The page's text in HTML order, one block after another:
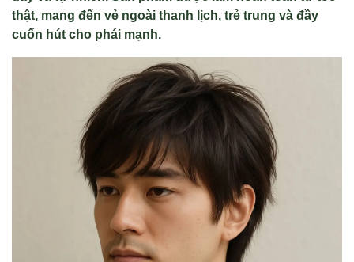
thật, mang đến vẻ ngoài thanh lịch, trẻ trung và đầy
cuốn hút cho phái mạnh.